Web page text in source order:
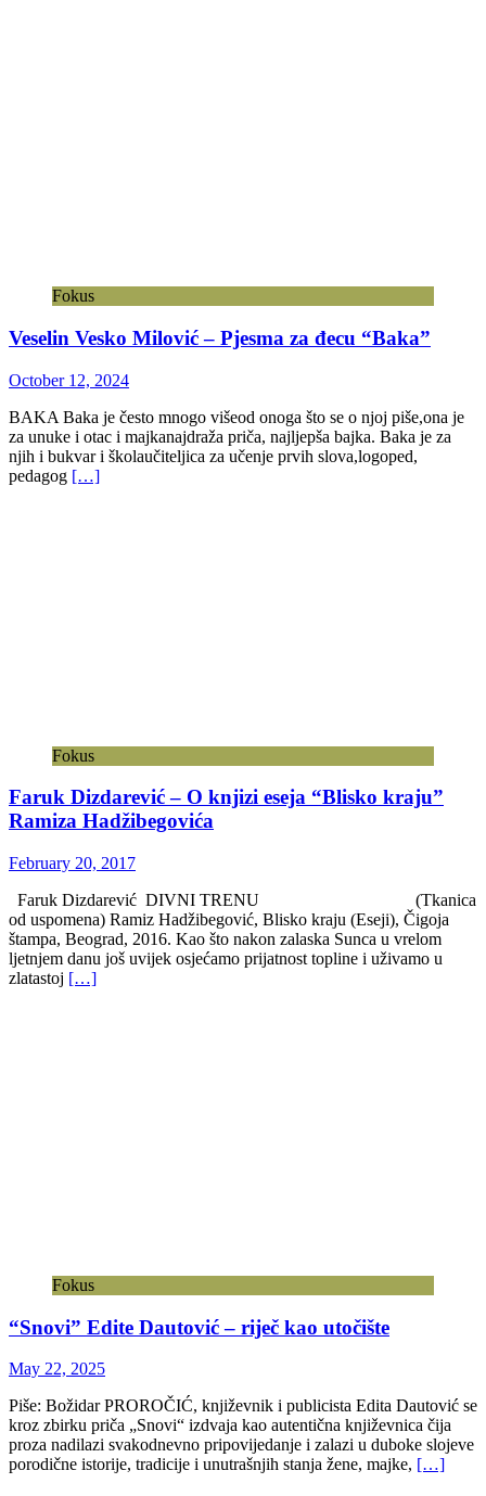
Fokus
Veselin Vesko Milović – Pjesma za đecu “Baka”
October 12, 2024
BAKA Baka je često mnogo višeod onoga što se o njoj piše,ona je
za unuke i otac i majkanajdraža priča, najljepša bajka. Baka je za
njih i bukvar i školaučiteljica za učenje prvih slova,logoped,
pedagog […]
Fokus
Faruk Dizdarević – O knjizi eseja “Blisko kraju”
Ramiza Hadžibegovića
February 20, 2017
Faruk Dizdarević DIVNI TRENU (Tkanica
od uspomena) Ramiz Hadžibegović, Blisko kraju (Eseji), Čigoja
štampa, Beograd, 2016. Kao što nakon zalaska Sunca u vrelom
ljetnjem danu još uvijek osjećamo prijatnost topline i uživamo u
zlatastoj […]
Fokus
“Snovi” Edite Dautović – riječ kao utočište
May 22, 2025
Piše: Božidar PROROČIĆ, književnik i publicista Edita Dautović se
kroz zbirku priča „Snovi“ izdvaja kao autentična književnica čija
proza nadilazi svakodnevno pripovijedanje i zalazi u duboke slojeve
porodične istorije, tradicije i unutrašnjih stanja žene, majke, […]